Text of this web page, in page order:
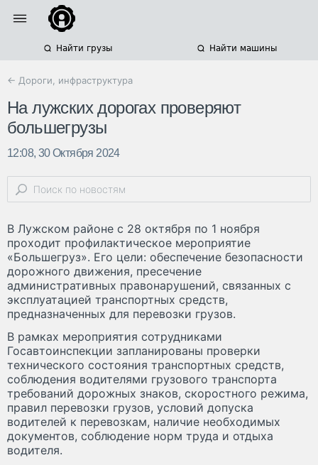
Найти грузы Найти машины
← Дороги, инфраструктура
На лужских дорогах проверяют
большегрузы
12:08, 30 Октября 2024
В Лужском районе с 28 октября по 1 ноября
проходит профилактическое мероприятие
«Большегруз». Его цели: обеспечение безопасности
дорожного движения, пресечение
административных правонарушений, связанных с
эксплуатацией транспортных средств,
предназначенных для перевозки грузов.
В рамках мероприятия сотрудниками
Госавтоинспекции запланированы проверки
технического состояния транспортных средств,
соблюдения водителями грузового транспорта
требований дорожных знаков, скоростного режима,
правил перевозки грузов, условий допуска
водителей к перевозкам, наличие необходимых
документов, соблюдение норм труда и отдыха
водителя.